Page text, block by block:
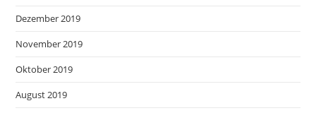
Dezember 2019
November 2019
Oktober 2019
August 2019